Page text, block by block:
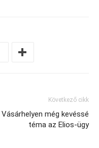
Következő cikk
Vásárhelyen még kevéssé
téma az Elios-ügy